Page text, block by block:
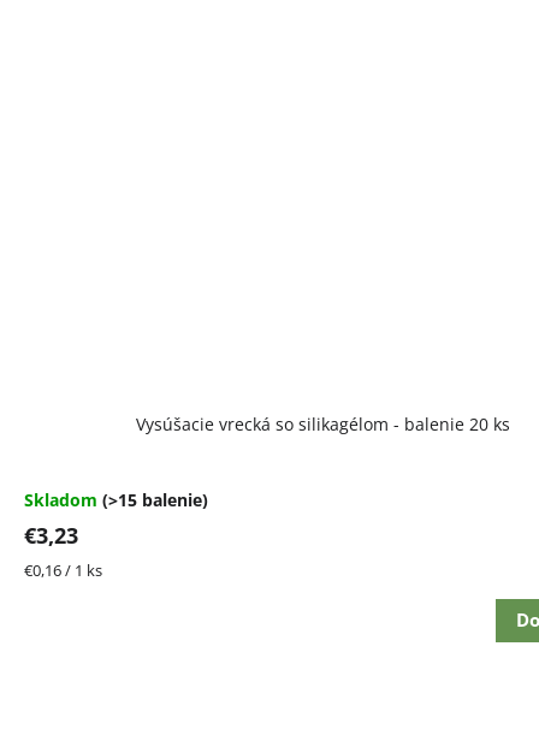
Vysúšacie vrecká so silikagélom - balenie 20 ks
Skladom (>15 balenie)
€3,23
Jednotková
€0,16 / 1 ks